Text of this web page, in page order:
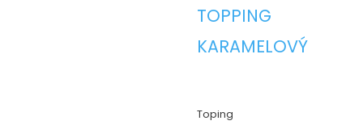
TOPPING
KARAMELOVÝ
Toping